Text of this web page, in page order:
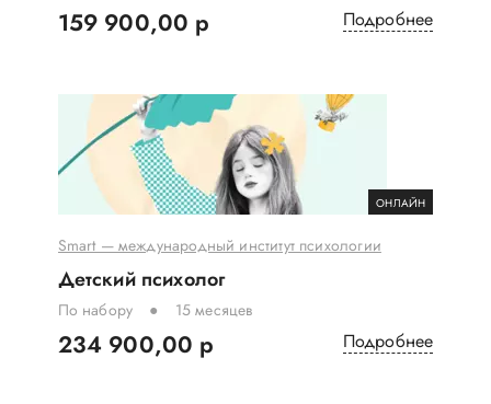
159 900,00 р Подробнее
ОНЛАЙН
Smart — международный институт психологии
Детский психолог
По набору 15 месяцев
234 900,00 р Подробнее